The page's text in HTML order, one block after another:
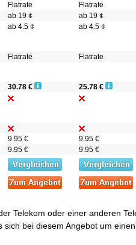
Flatrate
Flatrate
ab 19 ¢
ab 19 ¢
ab 4.5 ¢ ab 4.5 ¢
Flatrate Flatrate
30.78 €
25.78 €
9.95 €
9.95 €
9.95 € 9.95 €
Telekom oder einer anderen
sich bei diesem Angebot um